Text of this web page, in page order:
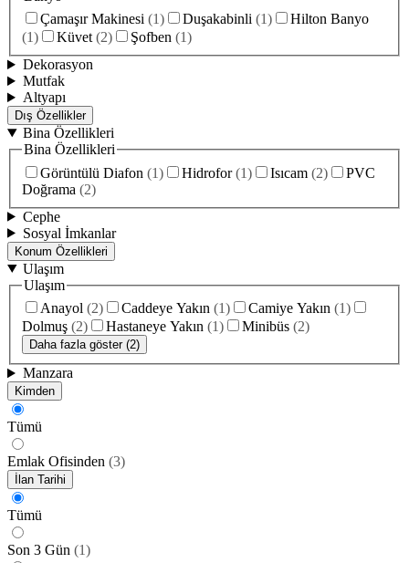
Çamaşır Makinesi (1) Duşakabinli (1)
Hilton Banyo
(1) Küvet (2) Şofben (1)
Dekorasyon
Mutfak
Altyapı
Dış Özellikler
Bina Özellikleri
Bina Özellikleri
Görüntülü Diafon (1) Hidrofor (1) Isıcam (2)
PVC
Doğrama (2)
Cephe
Sosyal İmkanlar
Konum Özellikleri
Ulaşım
Ulaşım
Anayol (2) Caddeye Yakın (1) Camiye Yakın (1)
Dolmuş (2) Hastaneye Yakın (1) Minibüs (2)
Daha fazla göster (2)
Manzara
Kimden
Tümü
Emlak Ofisinden (3)
İlan Tarihi
Tümü
Son 3 Gün (1)